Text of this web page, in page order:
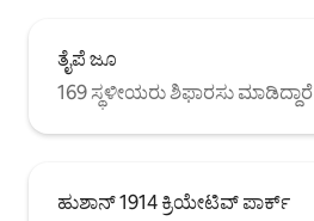
ತೈಪೆ ಜೂ
169 ಸ್ಥಳೀಯರು ಶಿಫಾರಸು ಮಾಡಿದ್ದಾರೆ
ಹುಶಾನ್ 1914 ಕ್ರಿಯೇಟಿವ್ ಪಾರ್ಕ್